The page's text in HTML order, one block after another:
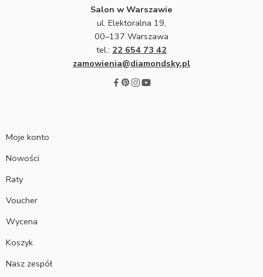
Salon w Warszawie
ul. Elektoralna 19,
00–137 Warszawa
tel.: 22 654 73 42
zamowienia@diamondsky.pl
Moje konto
Nowości
Raty
Voucher
Wycena
Koszyk
Nasz zespół